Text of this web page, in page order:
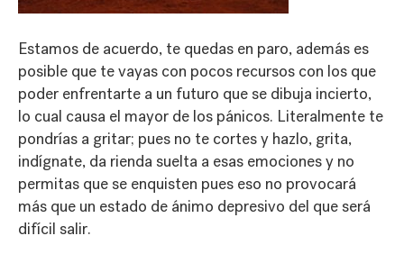
Estamos de acuerdo, te quedas en paro, además es
posible que te vayas con pocos recursos con los que
poder enfrentarte a un futuro que se dibuja incierto,
lo cual causa el mayor de los pánicos. Literalmente te
pondrías a gritar; pues no te cortes y hazlo, grita,
indígnate, da rienda suelta a esas emociones y no
permitas que se enquisten pues eso no provocará
más que un estado de ánimo depresivo del que será
difícil salir.